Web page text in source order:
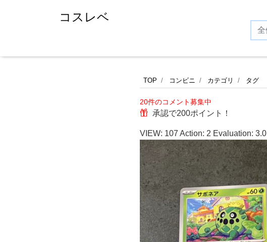
コスレベ
ロ
ー
ソ
ン
で
手
に
TOP コンビニ カテゴリ タグ
20件のコメント募集中
承認で200ポイント！
VIEW: 107 Action: 2 Evaluation: 3.0